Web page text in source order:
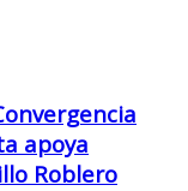
apoya
Roblero